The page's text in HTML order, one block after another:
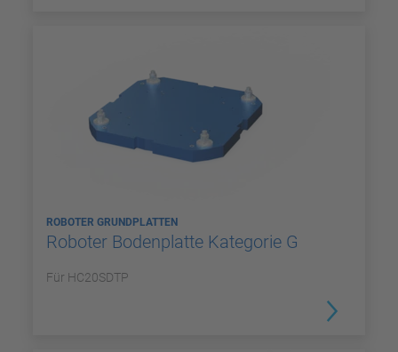
ROBOTER GRUNDPLATTEN
Roboter Bodenplatte Kategorie G
Für HC20SDTP